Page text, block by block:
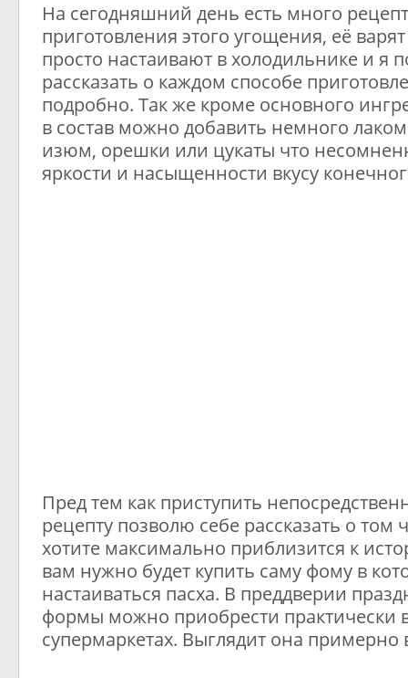
На сегодняшний день есть много
приготовления этого угощения, её
просто настаивают в холодильнике и я
рассказать о каждом способе
подробно. Так же кроме основного
в состав можно добавить немного
изюм, орешки или цукаты что
яркости и насыщенности вкусу
Пред тем как приступить
рецепту позволю себе рассказать о том
хотите максимально приблизится к
вам нужно будет купить саму фому в
настаиваться пасха. В преддверии
формы можно приобрести практически
супермаркетах. Выглядит она примерно